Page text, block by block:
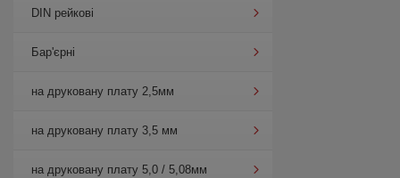
DIN рейкові
Бар'єрні
на друковану плату 2,5мм
на друковану плату 3,5 мм
на друковану плату 5,0 / 5,08мм